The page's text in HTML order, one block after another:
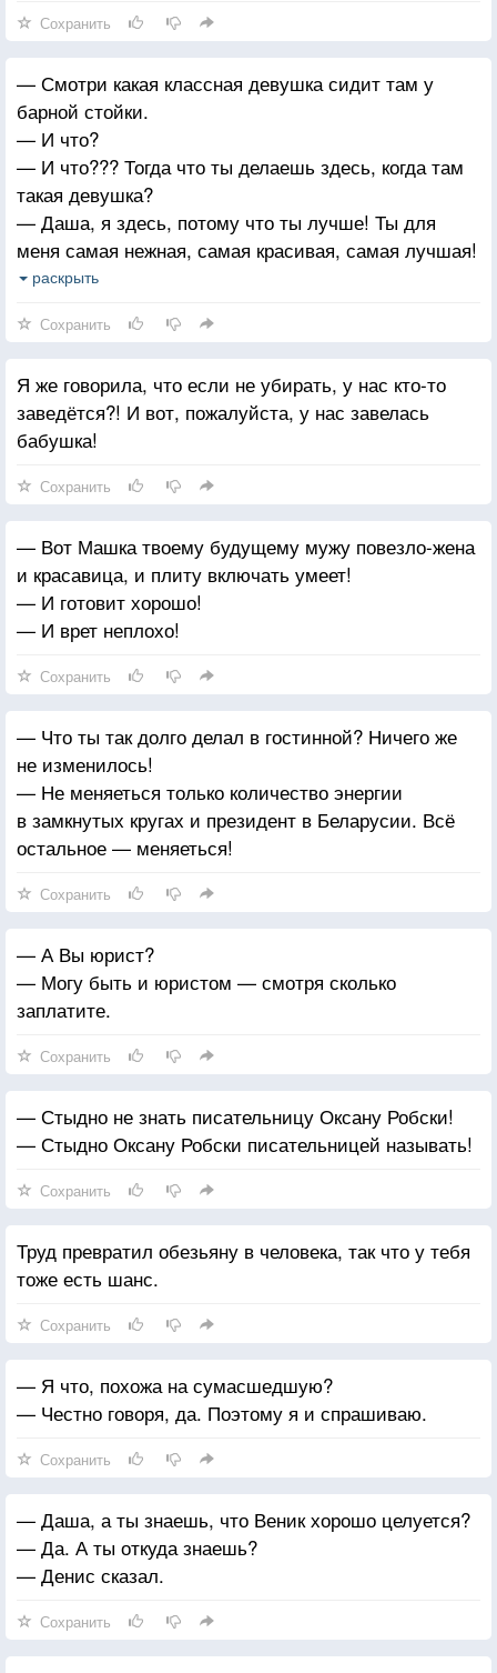
Сохранить
— Смотри какая классная девушка сидит там у
барной стойки.
— И что?
— И что??? Тогда что ты делаешь здесь, когда там
такая девушка?
— Даша, я здесь, потому что ты лучше! Ты для
меня самая нежная, самая красивая, самая лучшая!
— Хорошо, тогда пойдём покурим.
— Даже когда выпьешь?
— Я после твоего дня рождения, благодаря бате
Полежайкина вообще не пью! Даже пиво.
— Блин, Веник, ну поковыряй хотя бы в носу!
— Это некрасиво!
получится идеально!
раскрыть
Сохранить
Я же говорила, что если не убирать, у нас кто-то
заведётся?! И вот, пожалуйста, у нас завелась
бабушка!
Сохранить
— Вот Машка твоему будущему мужу повезло-жена
и красавица, и плиту включать умеет!
— И готовит хорошо!
— И врет неплохо!
Сохранить
— Что ты так долго делал в гостинной? Ничего же
не изменилось!
— Не меняеться только количество энергии
в замкнутых кругах и президент в Беларусии. Всё
остальное — меняеться!
Сохранить
— А Вы юрист?
— Могу быть и юристом — смотря сколько
заплатите.
Сохранить
— Стыдно не знать писательницу Оксану Робски!
— Стыдно Оксану Робски писательницей называть!
Сохранить
Труд превратил обезьяну в человека, так что у тебя
тоже есть шанс.
Сохранить
— Я что, похожа на сумасшедшую?
— Честно говоря, да. Поэтому я и спрашиваю.
Сохранить
— Даша, а ты знаешь, что Веник хорошо целуется?
— Да. А ты откуда знаешь?
— Денис сказал.
Сохранить